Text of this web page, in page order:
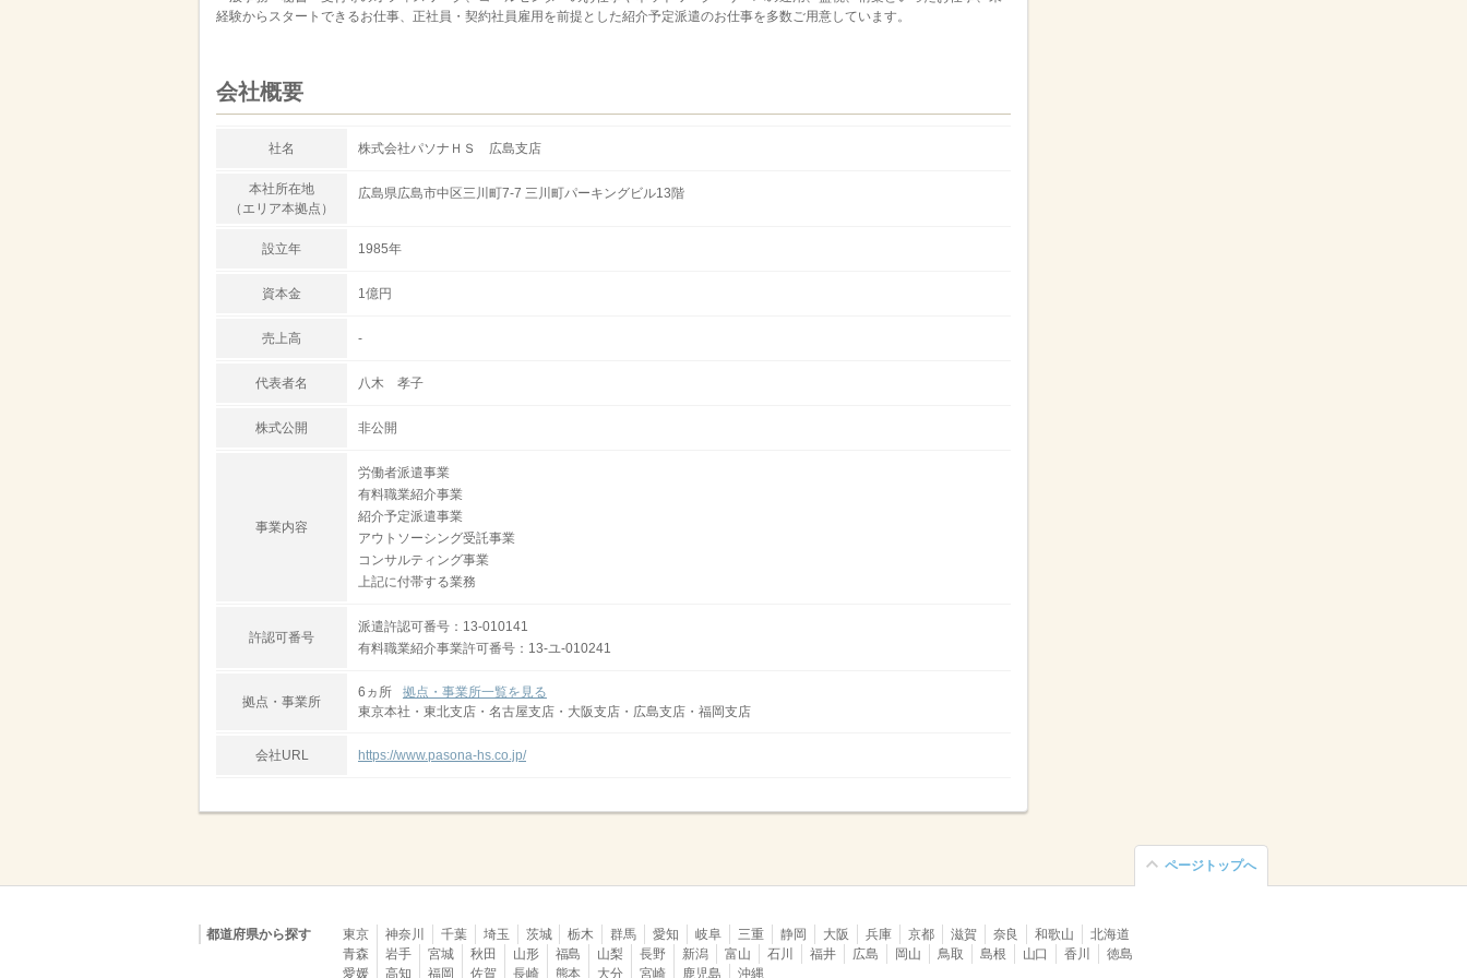
経験からスタートできるお仕事、正社員・契約社員雇用を前提とした紹介予定派遣のお仕事を多数ご用意しています。
会社概要
社名 株式会社パソナＨＳ 広島支店
本社所在地
（エリア本拠点）
広島県広島市中区三川町7-7 三川町パーキングビル13階
設立年 1985年
資本金 1億円
売上高 -
代表者名 八木 孝子
株式公開 非公開
事業内容
労働者派遣事業
有料職業紹介事業
紹介予定派遣事業
アウトソーシング受託事業
コンサルティング事業
上記に付帯する業務
許認可番号
派遣許認可番号：13-010141
有料職業紹介事業許可番号：13-ユ-010241
拠点・事業所
6ヵ所
拠点・事業所一覧を見る
東京本社・東北支店・名古屋支店・大阪支店・広島支店・福岡支店
会社URL https://www.pasona-hs.co.jp/
ページトップへ
都道府県から探す 東京 神奈川 千葉 埼玉 茨城 栃木 群馬 愛知 岐阜 三重 静岡 大阪 兵庫 京都 滋賀 奈良 和歌山
北海道
青森
岩手 宮城 秋田 山形 福島 山梨 長野 新潟 富山 石川 福井 広島 岡山 鳥取 島根 山口 香川
徳島
愛媛
高知 福岡 佐賀 長崎 熊本 大分 宮崎 鹿児島 沖縄